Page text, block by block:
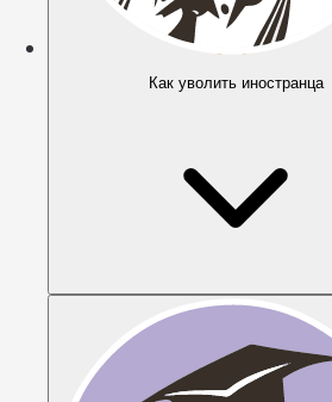
Как уволить иностранца